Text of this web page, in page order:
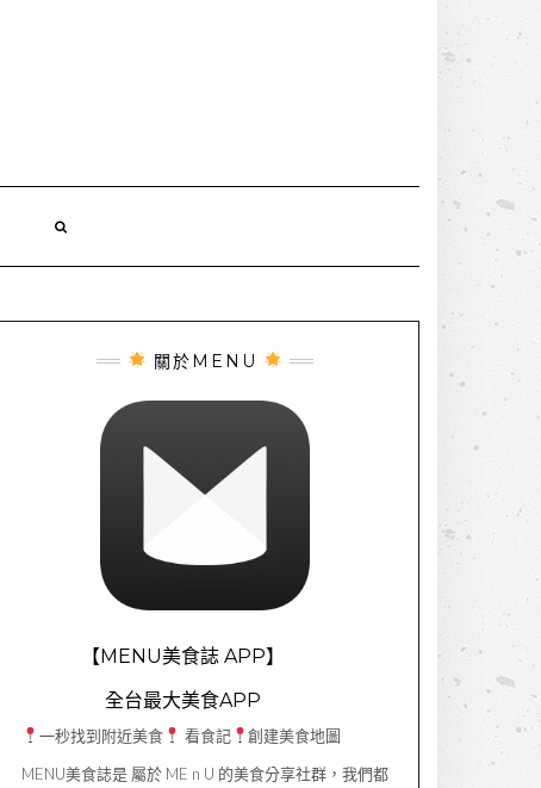
關於MENU
【MENU美食誌 APP】
全台最大美食APP
一秒找到附近美食 看食記
創建美食地圖
MENU美食誌是 屬於 ME n U 的美食分享社群，我們都